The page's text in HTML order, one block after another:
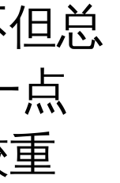
总
点